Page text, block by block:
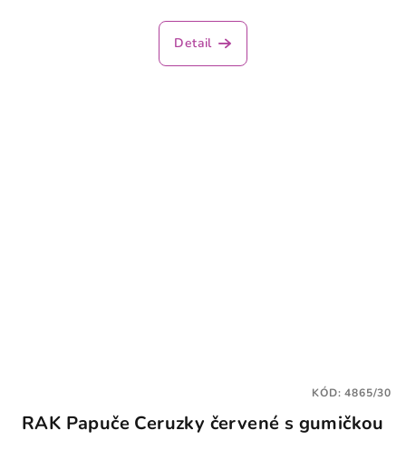
Detail
RAK Papuče Ceruzky červené s gumičkou
KÓD:4865/30